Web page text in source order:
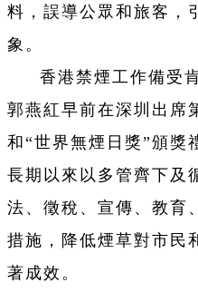
料，誤導公眾和旅客，
象。
香港禁煙工作備受
郭燕紅早前在深圳出席
和“世界無煙日獎”頒獎
長期以來以多管齊下及
法、徵稅、宣傳、教育
措施，降低煙草對市民
著成效。